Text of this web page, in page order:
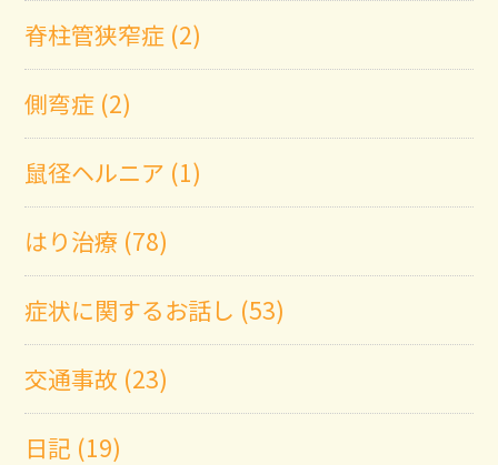
脊柱管狭窄症 (2)
側弯症 (2)
鼠径ヘルニア (1)
はり治療 (78)
症状に関するお話し (53)
交通事故 (23)
日記 (19)